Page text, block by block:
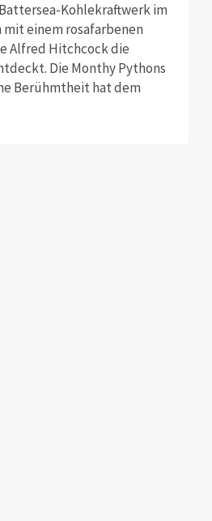
Kohlekraftwerk im
mit einem rosafarbenen
Alfred Hitchcock die
Die Monthy Pythons
Berühmtheit hat dem